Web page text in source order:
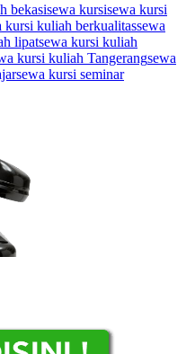
bekasisewa kursisewa kursi
kursi kuliah berkualitassewa
lipatsewa kursi kuliah
kursi kuliah Tangerangsewa
sewa kursi seminar